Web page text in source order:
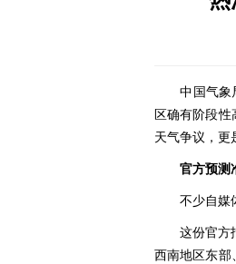
中国气象局
区确有阶段性
天气争议，更
官方预测
不少自媒体
这份官方报
西南地区东部